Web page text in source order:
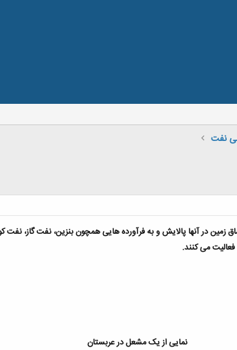
نفت
در آنها پالایش و به فرآورده هایی همچون بنزین، نفت گاز، نفت
می کنند.
نمایی از یک مشعل در عربستان